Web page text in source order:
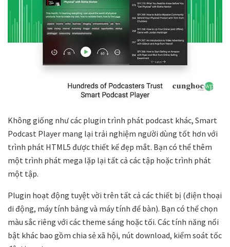
Không giống như các plugin trình phát podcast khác, Smart
Podcast Player mang lại trải nghiệm người dùng tốt hơn với
trình phát HTML5 được thiết kế đẹp mắt. Bạn có thể thêm
một trình phát mega lặp lại tất cả các tập hoặc trình phát
một tập.
Plugin hoạt động tuyệt vời trên tất cả các thiết bị (điện thoại
di động, máy tính bảng và máy tính để bàn). Bạn có thể chọn
màu sắc riêng với các theme sáng hoặc tối. Các tính năng nổi
bật khác bao gồm chia sẻ xã hội, nút download, kiểm soát tốc